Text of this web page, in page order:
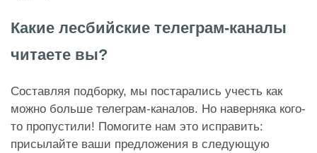
Какие лесбийские телеграм-каналы
читаете вы?
Составляя подборку, мы постарались учесть как
можно больше телеграм-каналов. Но наверняка кого-
то пропустили! Помогите нам это исправить:
присылайте ваши предложения в следующую